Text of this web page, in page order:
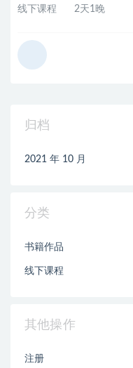
线下课程 2天1晚
归档
2021 年 10 月
分类
书籍作品
线下课程
其他操作
注册